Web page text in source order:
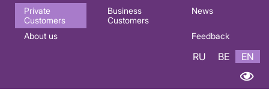
Основная
навигация
Private
Customers
Business
Customers
News
About us Feedback
RU BE EN